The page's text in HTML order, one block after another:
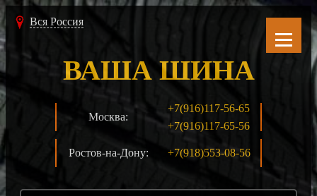
Вся Россия
Москва:
+7(916)117-56-65
+7(916)117-65-56
Ростов-на-Дону: +7(918)553-08-56
ВАША ШИНА